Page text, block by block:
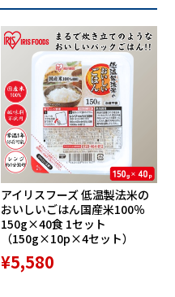
アイリスフーズ 低温製法米の
おいしいごはん国産米100％
150g×40食 1セット
（150g×10p×4セット）
¥5,580